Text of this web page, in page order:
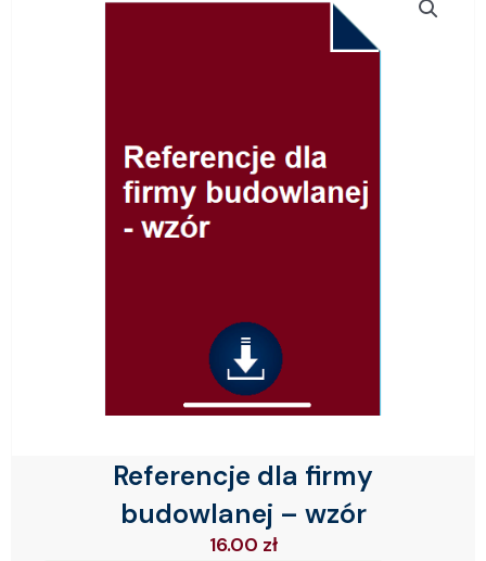
Referencje dla firmy
budowlanej – wzór
16.00 zł